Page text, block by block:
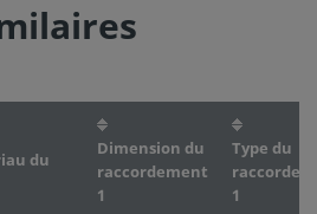
du
Dimension du
raccordement
1
Type du
1